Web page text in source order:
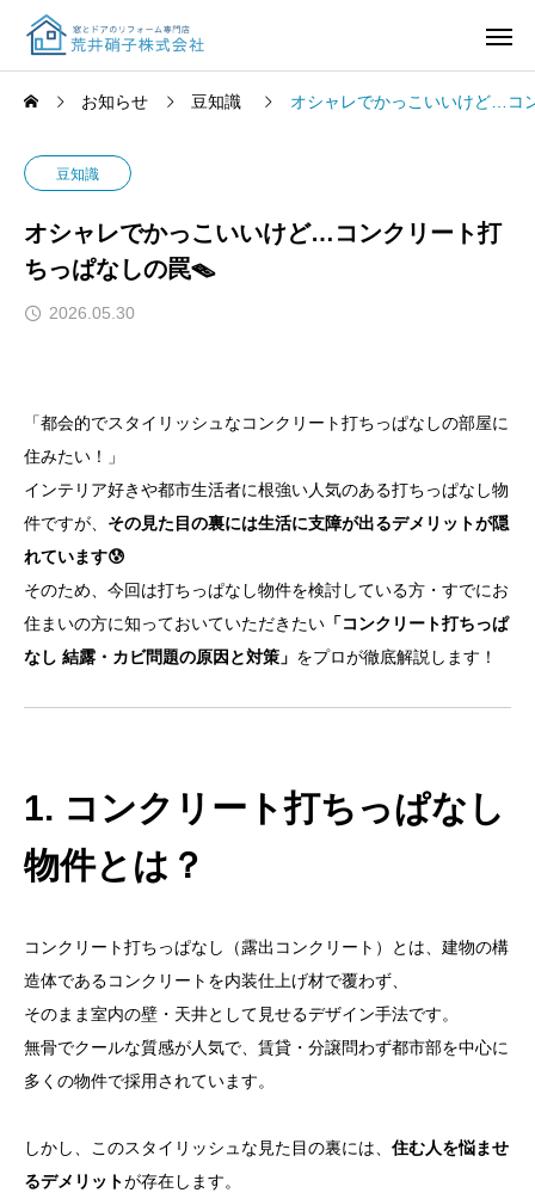
お知らせ 豆知識 オシャレでかっこいいけど…コ
豆知識
オシャレでかっこいいけど…コンクリート打
ちっぱなしの罠🪤
2026.05.30
「都会的でスタイリッシュなコンクリート打ちっぱなしの部屋に
住みたい！」
インテリア好きや都市生活者に根強い人気のある打ちっぱなし物
件ですが、 その見た目の裏には生活に支障が出るデメリットが隠
れています😰
そのため、今回は打ちっぱなし物件を検討している方・すでにお
住まいの方に知っておいていただきたい 「コンクリート打ちっぱ
なし 結露・カビ問題の原因と対策」 をプロが徹底解説します！
1. コンクリート打ちっぱなし
物件とは？
コンクリート打ちっぱなし（露出コンクリート）とは、建物の構
造体であるコンクリートを内装仕上げ材で覆わず、
そのまま室内の壁・天井として見せるデザイン手法です。
無骨でクールな質感が人気で、賃貸・分譲問わず都市部を中心に
多くの物件で採用されています。
しかし、このスタイリッシュな見た目の裏には、 住む人を悩ませ
るデメリットが存在します。